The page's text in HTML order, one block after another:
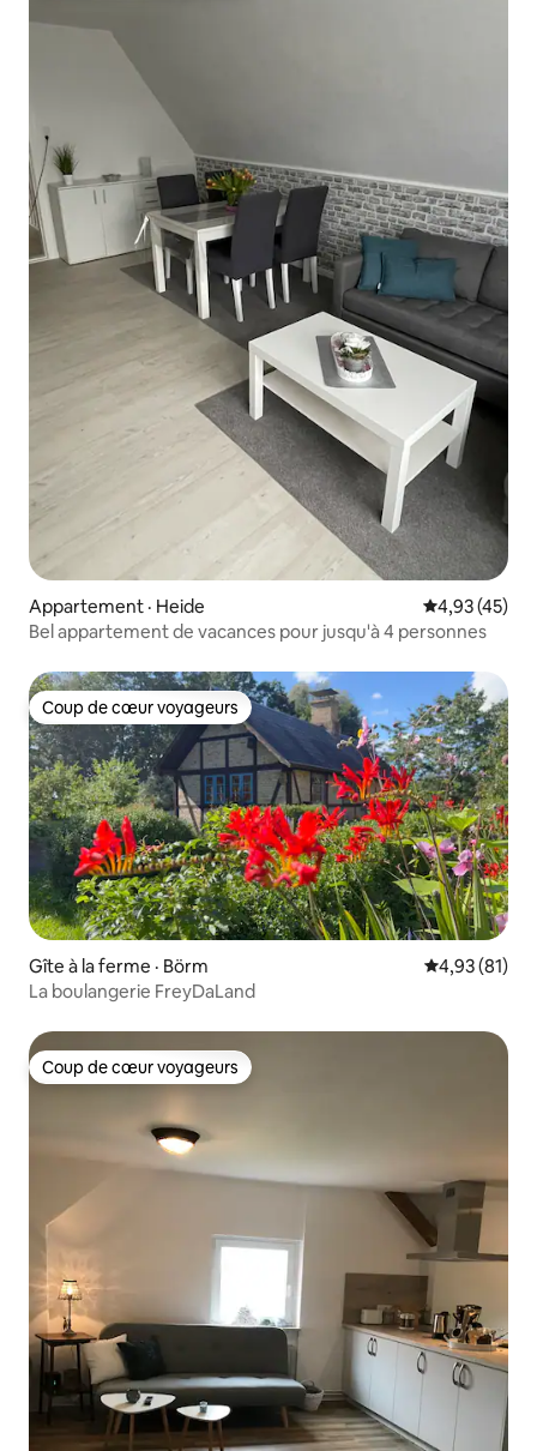
Appartement · Heide Note
4,93 (45)
Bel appartement de vacances pour jusqu'à 4 personnes
Coup de cœur voyageurs
Coup de cœur voyageurs
Gîte à la ferme · Börm Note
4,93 (81)
La boulangerie FreyDaLand
Coup de cœur voyageurs
Coup de cœur voyageurs